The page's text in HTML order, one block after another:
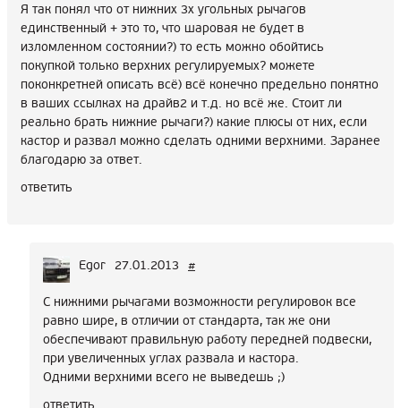
Я так понял что от нижних 3х угольных рычагов
единственный + это то, что шаровая не будет в
изломленном состоянии?) то есть можно обойтись
покупкой только верхних регулируемых? можете
поконкретней описать всё) всё конечно предельно понятно
в ваших ссылках на драйв2 и т.д. но всё же. Стоит ли
реально брать нижние рычаги?) какие плюсы от них, если
кастор и развал можно сделать одними верхними. Заранее
благодарю за ответ.
ответить
Egor 27.01.2013 #
С нижними рычагами возможности регулировок все
равно шире, в отличии от стандарта, так же они
обеспечивают правильную работу передней подвески,
при увеличенных углах развала и кастора.
Одними верхними всего не выведешь ;)